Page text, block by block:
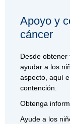
Apoyo y
cáncer
Desde
ayudar a los
aspecto, aquí
contención.
Obtenga
Ayude a los